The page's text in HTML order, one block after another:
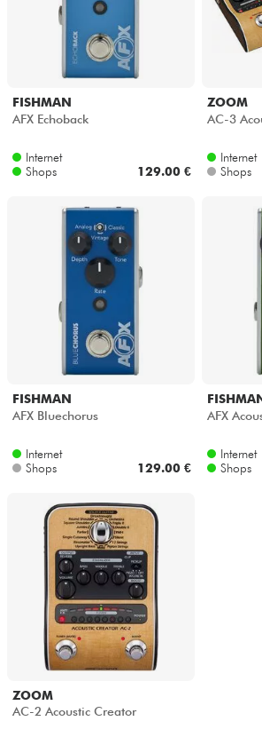
Kopfhörer
Mikros
DJ
Licht
Drums
Blasinstrumente
Violinen & Quartett
Kinder
HiFi
Bundle
Sehen Sie sich unsere
FISHMAN
AFX Echoback
Internet
Shops
129.00 €
ZOOM
AC-3
Internet
Shops
FISHMAN
AFX Bluechorus
Internet
Shops
129.00 €
AFX
Internet
Shops
ZOOM
AC-2 Acoustic Creator